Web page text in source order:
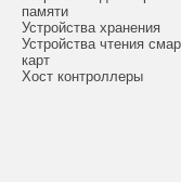
памяти
Устройства хранения
Устройства чтения
карт
Хост контроллеры